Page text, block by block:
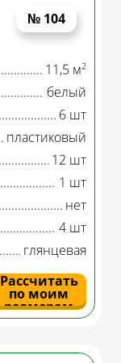
№ 104
11,5 м2
белый
6 шт
пластиковый
12 шт
1 шт
нет
4 шт
глянцевая
Рассчитать
по моим
размерам